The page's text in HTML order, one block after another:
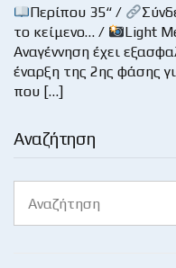
Αναζήτηση
for:
Περίπου 35“ /
το κείμενο… /
Light
Αναγέννηση έχει
έναρξη της 2ης φάσης
που […]